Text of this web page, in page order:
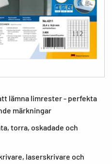
lämna limrester - perfekta
märkningar
torra, oskadade och
laserskrivare och